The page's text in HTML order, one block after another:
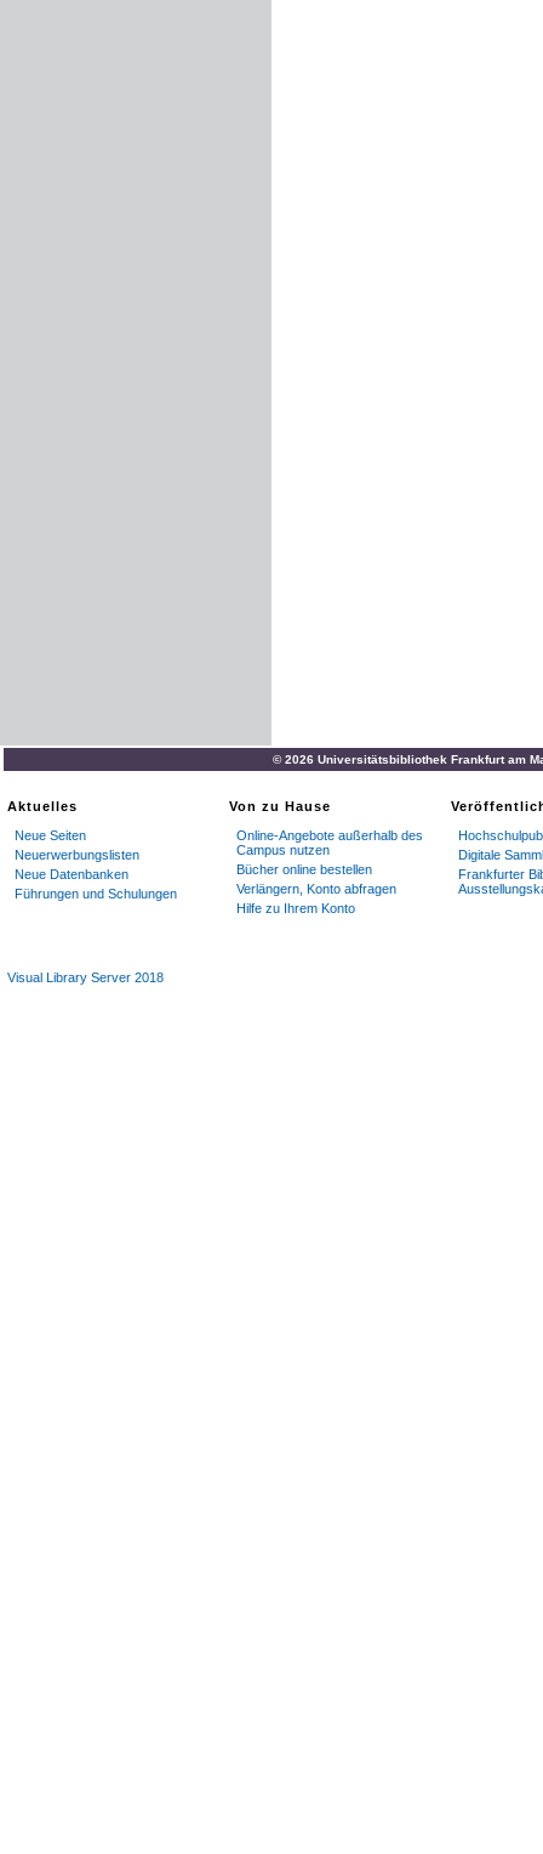
© 2026 Universitätsbibliothek Frankfurt am
Aktuelles
Neue Seiten
Neuerwerbungslisten
Neue Datenbanken
Führungen und Schulungen
Von zu Hause
Online-Angebote außerhalb des
Campus nutzen
Bücher online bestellen
Verlängern, Konto abfragen
Hilfe zu Ihrem Konto
Digitale
Frankfurter
Visual Library Server 2018